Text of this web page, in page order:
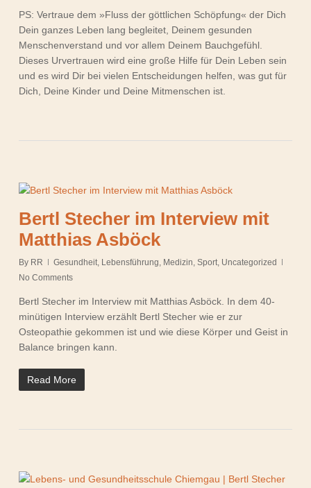
PS: Vertraue dem »Fluss der göttlichen Schöpfung« der Dich
Dein ganzes Leben lang begleitet, Deinem gesunden
Menschenverstand und vor allem Deinem Bauchgefühl.
Dieses Urvertrauen wird eine große Hilfe für Dein Leben sein
und es wird Dir bei vielen Entscheidungen helfen, was gut für
Dich, Deine Kinder und Deine Mitmenschen ist.
Bertl Stecher im Interview mit
Matthias Asböck
By RR Gesundheit, Lebensführung, Medizin, Sport, Uncategorized
No Comments
Bertl Stecher im Interview mit Matthias Asböck. In dem 40-
minütigen Interview erzählt Bertl Stecher wie er zur
Osteopathie gekommen ist und wie diese Körper und Geist in
Balance bringen kann.
Read More